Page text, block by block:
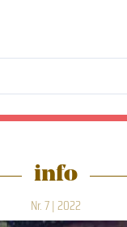
info
Nr. 7 | 2022